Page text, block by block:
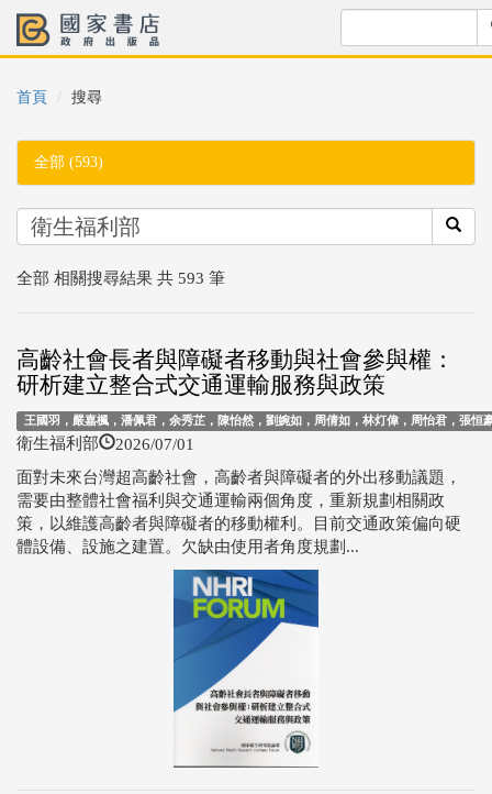
首頁 搜尋
全部 (593)
全部 相關搜尋結果 共 593 筆
高齡社會長者與障礙者移動與社會參與權：
研析建立整合式交通運輸服務與政策
王國羽，嚴嘉楓，潘佩君，余秀芷，陳怡然，劉婉如，周倩如，林灯偉，周怡君，張恒
衛生福利部 2026/07/01
面對未來台灣超高齡社會，高齡者與障礙者的外出移動議題，
需要由整體社會福利與交通運輸兩個角度，重新規劃相關政
策，以維護高齡者與障礙者的移動權利。目前交通政策偏向硬
體設備、設施之建置。欠缺由使用者角度規劃...